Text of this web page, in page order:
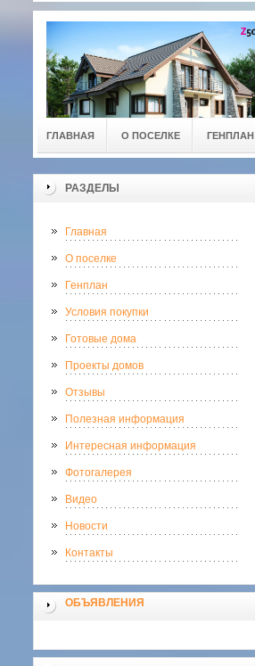
ГЛАВНАЯ О ПОСЕЛКЕ ГЕНПЛАН
РАЗДЕЛЫ
Главная
О поселке
Генплан
Условия покупки
Готовые дома
Проекты домов
Отзывы
Полезная информация
Интересная информация
Фотогалерея
Видео
Новости
Контакты
ОБЪЯВЛЕНИЯ